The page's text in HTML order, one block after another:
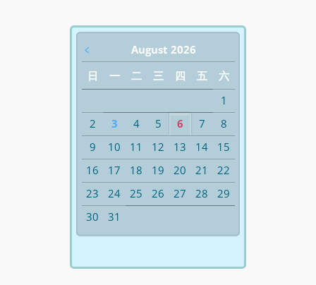
August 2026
﹤
日
一 二 三 四 五
六
1
2
3 4 5 6 7
8
9
10 11 12 13 14
15
16
17 18 19 20 21
22
23
24 25 26 27 28
29
30
31